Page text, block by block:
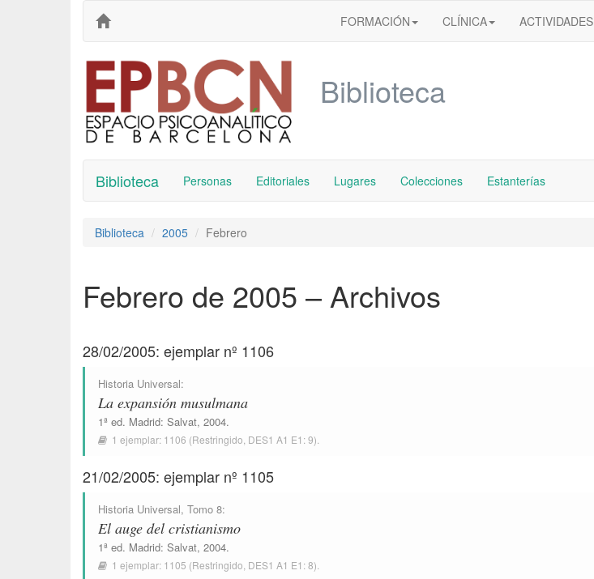
FORMACIÓN CLÍNICA ACTIVIDADES
Biblioteca
Biblioteca Personas Editoriales Lugares Colecciones Estanterías
Biblioteca 2005 Febrero
Febrero de 2005 – Archivos
28/02/2005: ejemplar nº 1106
Historia Universal:
La expansión musulmana
1ª ed. Madrid: Salvat, 2004.
1 ejemplar: 1106 (Restringido, DES1 A1 E1: 9).
21/02/2005: ejemplar nº 1105
Historia Universal, Tomo 8:
El auge del cristianismo
1ª ed. Madrid: Salvat, 2004.
1 ejemplar: 1105 (Restringido, DES1 A1 E1: 8).